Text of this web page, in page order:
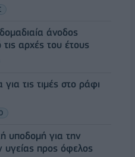
άνοδος
αρχές του έτους
τις τιμές στο ράφι
υποδομή για την
υγείας προς όφελος